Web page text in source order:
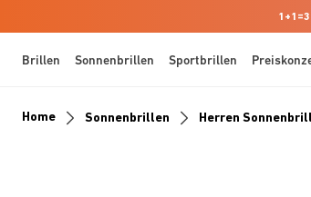
Brillen Sonnenbrillen Sportbrillen
Home Sonnenbrillen Herren